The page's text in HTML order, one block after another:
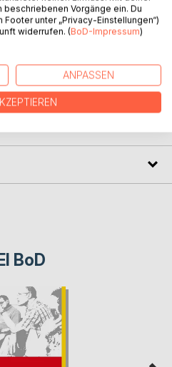
diese
Denker
BoD
Vorgänge ein. Du
unter „Privacy-Einstellungen“)
widerrufen. (BoD-Impressum)
ANPASSEN